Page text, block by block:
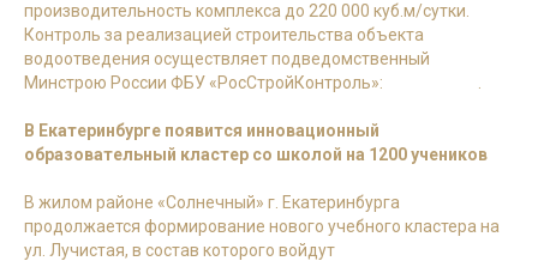
производительность комплекса до 220 000 куб.м/сутки.
Контроль за реализацией строительства объекта
водоотведения осуществляет подведомственный
Минстрою России ФБУ «РосСтройКонтроль»:
В Екатеринбурге появится инновационный
образовательный кластер со школой на 1200 учеников
В жилом районе «Солнечный» г. Екатеринбурга
продолжается формирование нового учебного кластера на
ул. Лучистая, в состав которого войдут